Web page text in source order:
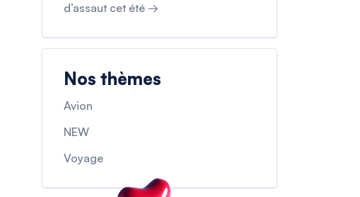
d’assaut cet été →
Nos thèmes
Avion
NEW
Voyage